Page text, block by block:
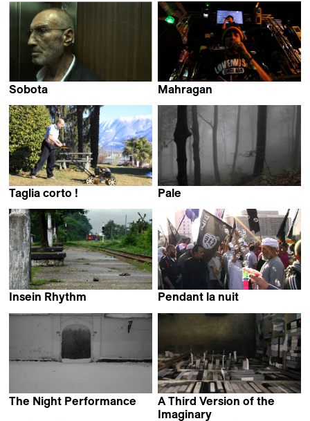
Elise Fay
Sobota
Mahragan
Taglia corto !
Pale
Insein Rhythm
Pendant la nuit
The Night Performance
A Third Version of the
Imaginary